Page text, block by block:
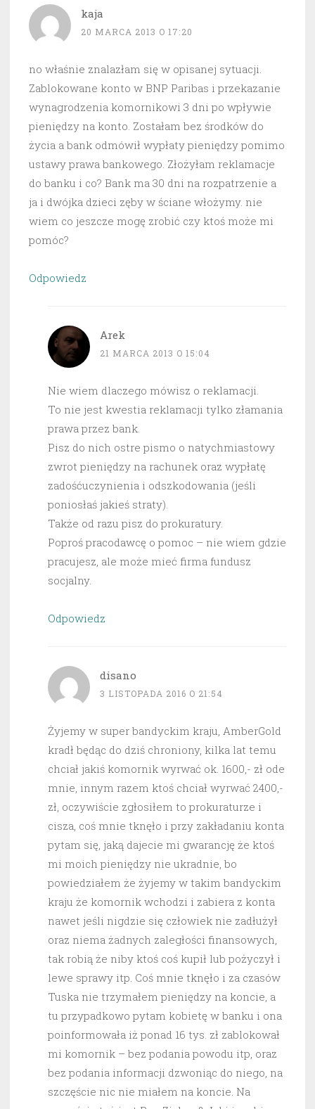
kaja
20 MARCA 2013 O 17:20
no właśnie znalazłam się w opisanej sytuacji.
Zablokowane konto w BNP Paribas i przekazanie
wynagrodzenia komornikowi 3 dni po wpływie
pieniędzy na konto. Zostałam bez środków do
życia a bank odmówił wypłaty pieniędzy pomimo
ustawy prawa bankowego. Złożyłam reklamacje
do banku i co? Bank ma 30 dni na rozpatrzenie a
ja i dwójka dzieci zęby w ściane włożymy. nie
wiem co jeszcze mogę zrobić czy ktoś może mi
pomóc?
Odpowiedz
Arek
21 MARCA 2013 O 15:04
Nie wiem dlaczego mówisz o reklamacji.
To nie jest kwestia reklamacji tylko złamania
prawa przez bank.
Pisz do nich ostre pismo o natychmiastowy
zwrot pieniędzy na rachunek oraz wypłatę
zadośćuczynienia i odszkodowania (jeśli
poniosłaś jakieś straty).
Także od razu pisz do prokuratury.
Poproś pracodawcę o pomoc – nie wiem gdzie
pracujesz, ale może mieć firma fundusz
socjalny.
Odpowiedz
disano
3 LISTOPADA 2016 O 21:54
Żyjemy w super bandyckim kraju, AmberGold
kradł będąc do dziś chroniony, kilka lat temu
chciał jakiś komornik wyrwać ok. 1600,- zł ode
mnie, innym razem ktoś chciał wyrwać 2400,-
zł, oczywiście zgłosiłem to prokuraturze i
cisza, coś mnie tknęło i przy zakładaniu konta
pytam się, jaką dajecie mi gwarancję że ktoś
mi moich pieniędzy nie ukradnie, bo
powiedziałem że żyjemy w takim bandyckim
kraju że komornik wchodzi i zabiera z konta
nawet jeśli nigdzie się człowiek nie zadłużył
oraz niema żadnych zaległości finansowych,
tak robią że niby ktoś coś kupił lub pożyczył i
lewe sprawy itp. Coś mnie tknęło i za czasów
Tuska nie trzymałem pieniędzy na koncie, a
tu przypadkowo pytam kobietę w banku i ona
poinformowała iż ponad 16 tys. zł zablokował
mi komornik – bez podania powodu itp, oraz
bez podania informacji dzwoniąc do niego, na
szczęście nic nie miałem na koncie. Na